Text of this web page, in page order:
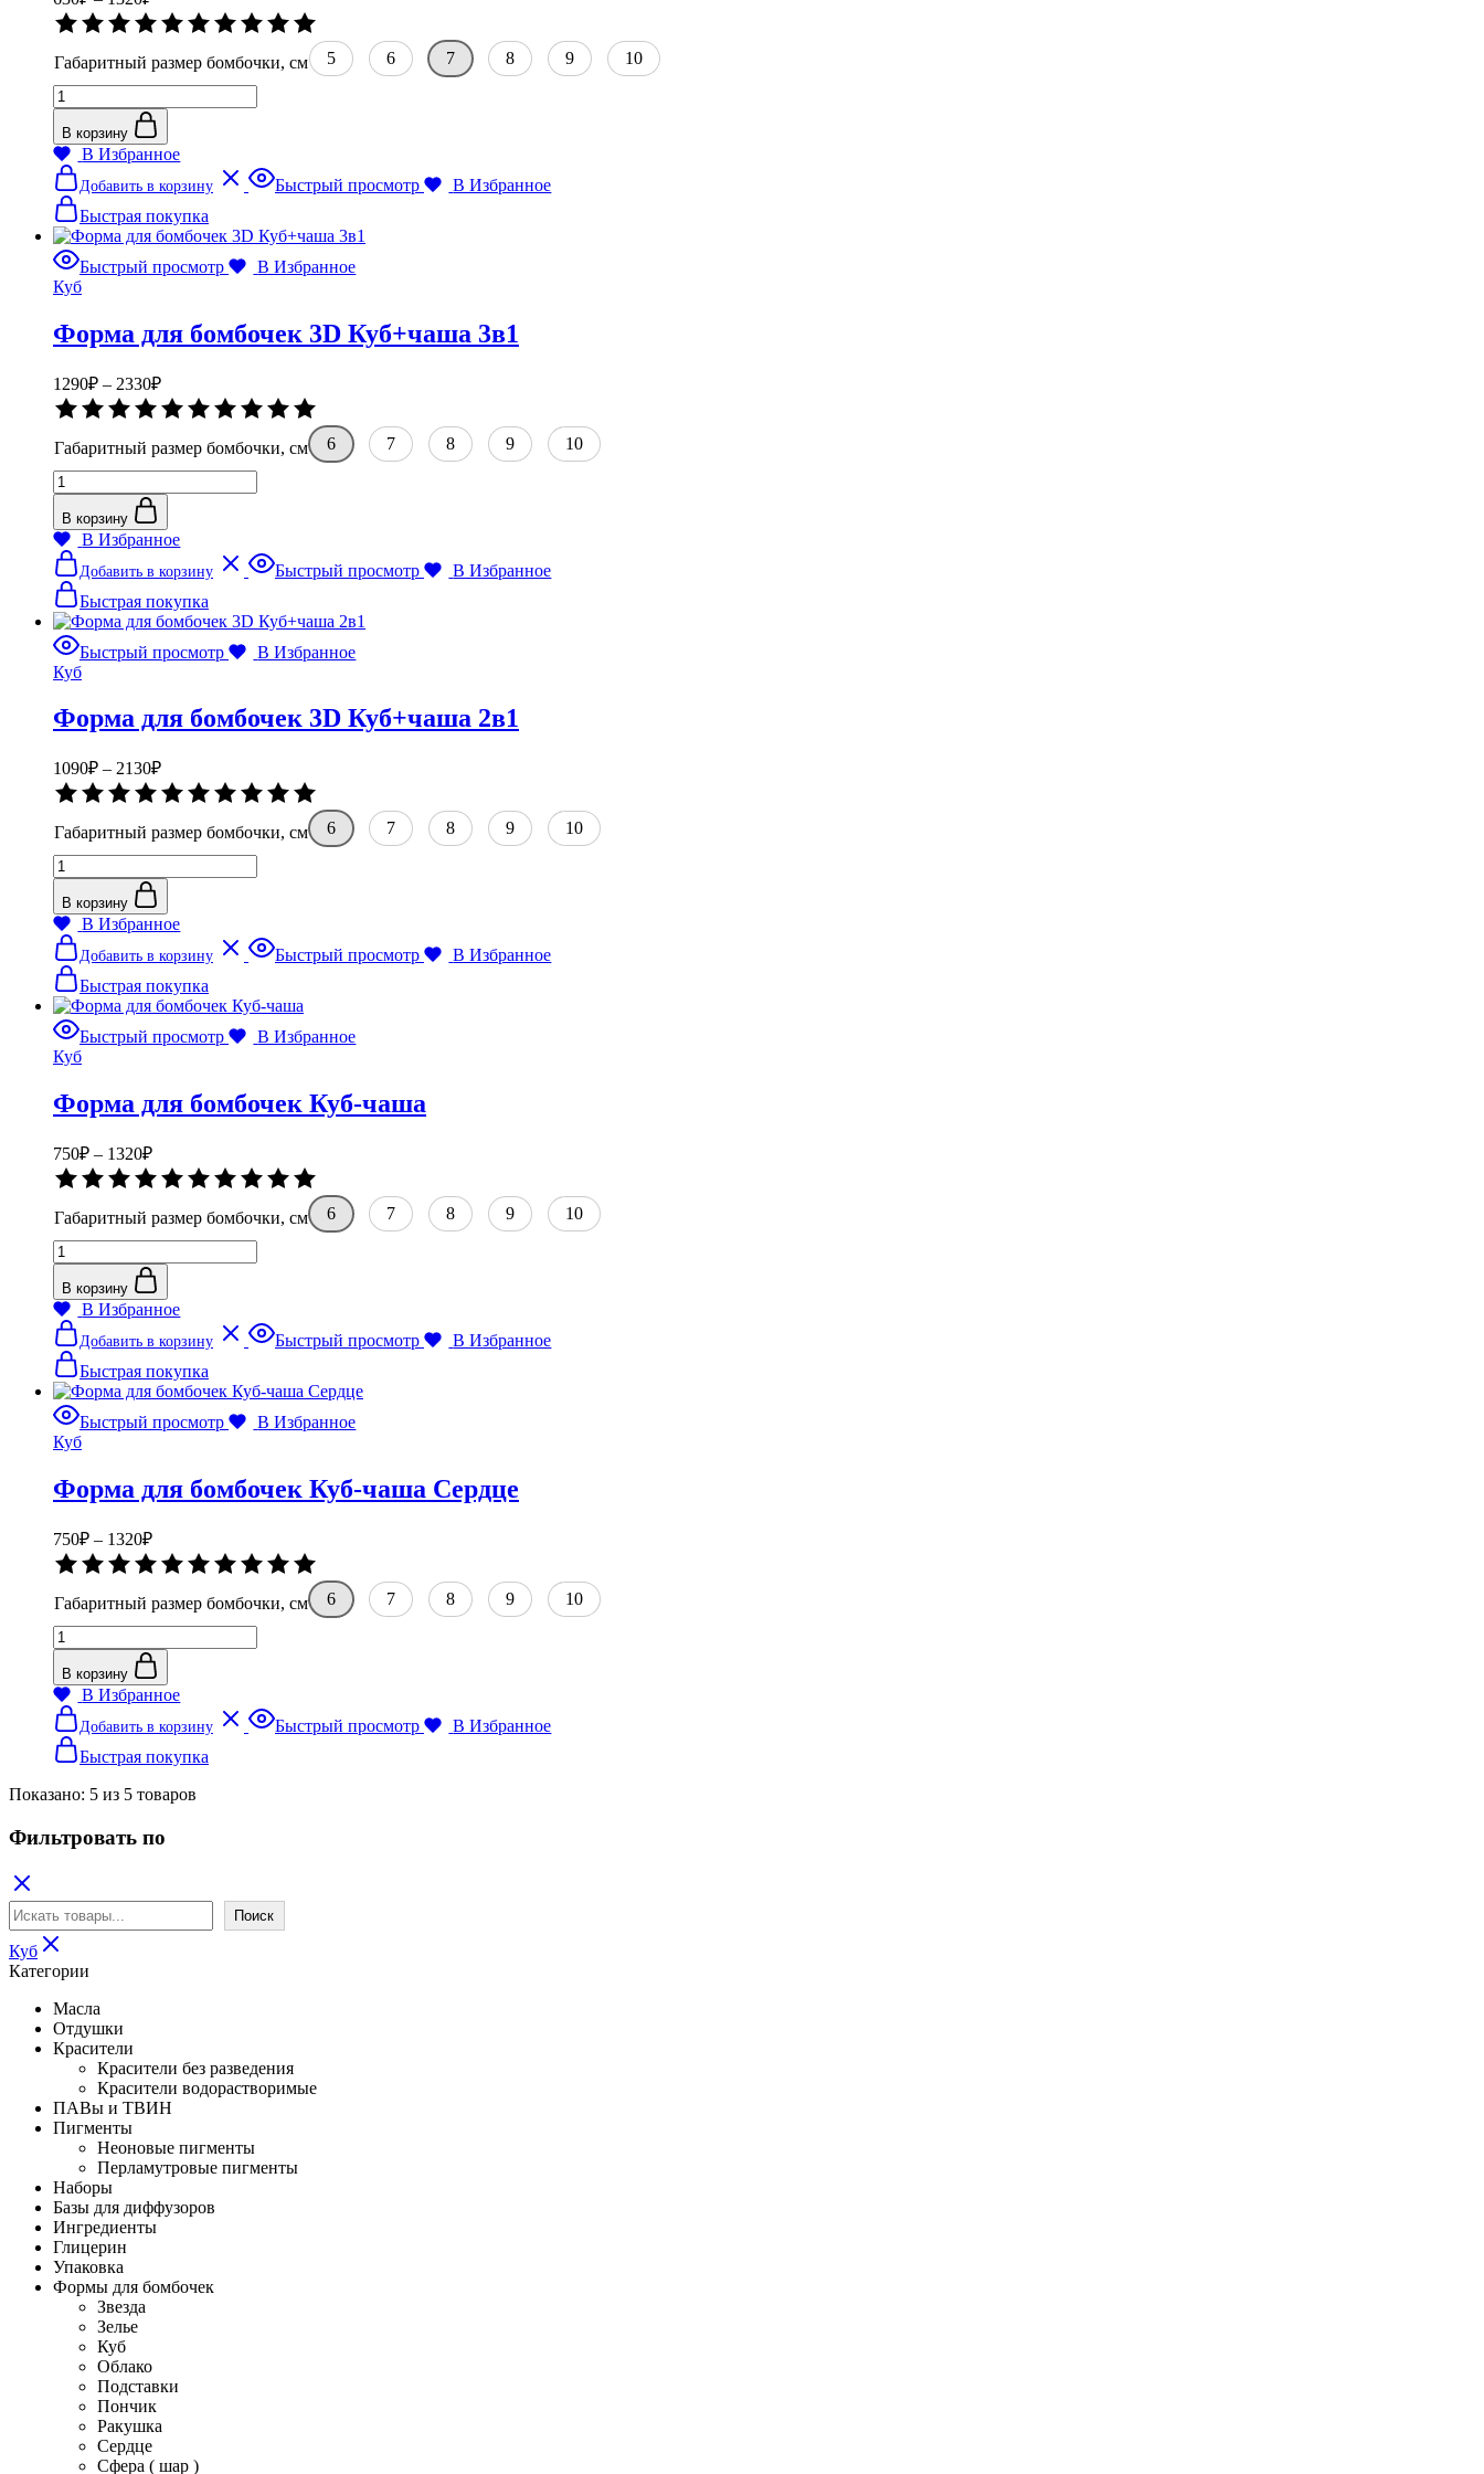
цен:
630₽
–
1320₽
0
из
5
Габаритный размер бомбочки, см 5 6 7 8 9
10
Количество
товара
Форма
для
бомбочек
Куб
В корзину
В Избранное
Добавить в корзину
Этот
товар
несколько
Опции
на
странице
Быстрый просмотр
В Избранное
Быстрая покупка
Быстрый просмотр
В Избранное
Куб
Форма для бомбочек 3D Куб+чаша 3в1
1290₽ – 2330₽Диапазон
цен:
1290₽
–
2330₽
0
из
5
Габаритный размер бомбочки, см 6 7 8 9
10
Количество
товара
Форма
для
бомбочек
3D
Куб+чаша
3в1
В корзину
В Избранное
Добавить в корзину
Этот
товар
несколько
Опции
на
странице
Быстрый просмотр
В Избранное
Быстрая покупка
Быстрый просмотр
В Избранное
Куб
Форма для бомбочек 3D Куб+чаша 2в1
1090₽ – 2130₽Диапазон
цен:
1090₽
–
2130₽
0
из
5
Габаритный размер бомбочки, см 6 7 8 9
10
Количество
товара
Форма
для
бомбочек
3D
Куб+чаша
2в1
В корзину
В Избранное
Добавить в корзину
Этот
товар
несколько
Опции
на
странице
Быстрый просмотр
В Избранное
Быстрая покупка
Быстрый просмотр
В Избранное
Куб
Форма для бомбочек Куб-чаша
750₽ – 1320₽Диапазон
цен:
750₽
–
1320₽
0
из
5
Габаритный размер бомбочки, см 6 7 8 9
10
Количество
товара
Форма
для
бомбочек
Куб-
чаша
В корзину
В Избранное
Добавить в корзину
Этот
товар
несколько
Опции
на
странице
Быстрый просмотр
В Избранное
Быстрая покупка
Быстрый просмотр
В Избранное
Куб
Форма для бомбочек Куб-чаша Сердце
750₽ – 1320₽Диапазон
цен:
750₽
–
1320₽
0
из
5
Габаритный размер бомбочки, см 6 7 8 9
10
Количество
товара
Форма
для
бомбочек
Куб-
чаша
В корзину
В Избранное
Добавить в корзину
Этот
товар
товара.
Быстрый просмотр
В Избранное
Быстрая покупка
Показано: 5 из 5 товаров
Фильтровать по
Поиск Поиск
Куб
Категории
Масла
Отдушки
Красители
Красители без разведения
Красители водорастворимые
ПАВы и ТВИН
Пигменты
Неоновые пигменты
Перламутровые пигменты
Наборы
Базы для диффузоров
Ингредиенты
Глицерин
Упаковка
Формы для бомбочек
Звезда
Зелье
Куб
Облако
Подставки
Пончик
Ракушка
Сердце
Сфера ( шар )